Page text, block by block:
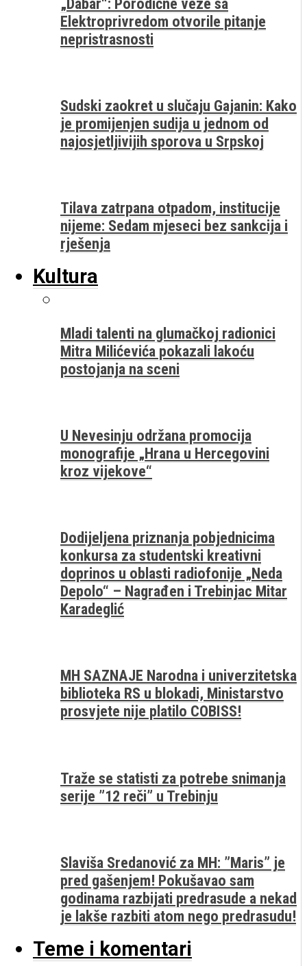
Elektroprivredom otvorile pitanje
nepristrasnosti
Sudski zaokret u slučaju Gajanin: Kako
je promijenjen sudija u jednom od
najosjetljivijih sporova u Srpskoj
Tilava zatrpana otpadom, institucije
nijeme: Sedam mjeseci bez sankcija i
rješenja
Kultura
Mladi talenti na glumačkoj radionici
Mitra Milićevića pokazali lakoću
postojanja na sceni
U Nevesinju održana promocija
monografije „Hrana u Hercegovini
kroz vijekove“
Dodijeljena priznanja pobjednicima
konkursa za studentski kreativni
doprinos u oblasti radiofonije „Neda
Depolo“ – Nagrađen i Trebinjac Mitar
Karadeglić
MH SAZNAJE Narodna i univerzitetska
biblioteka RS u blokadi, Ministarstvo
prosvjete nije platilo COBISS!
Traže se statisti za potrebe snimanja
serije ”12 reči” u Trebinju
Slaviša Sredanović za MH: ”Maris” je
pred gašenjem! Pokušavao sam
godinama razbijati predrasude a nekad
je lakše razbiti atom nego predrasudu!
Teme i komentari